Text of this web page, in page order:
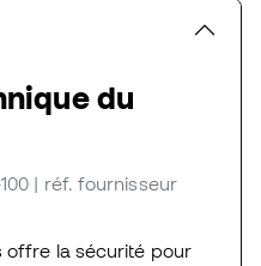
du
| réf. fournisseur
offre la sécurité pour